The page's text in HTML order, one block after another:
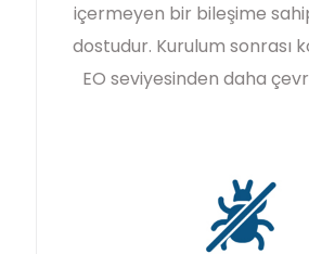
içermeyen bir bileşime
dostudur. Kurulum sonrası
EO seviyesinden daha